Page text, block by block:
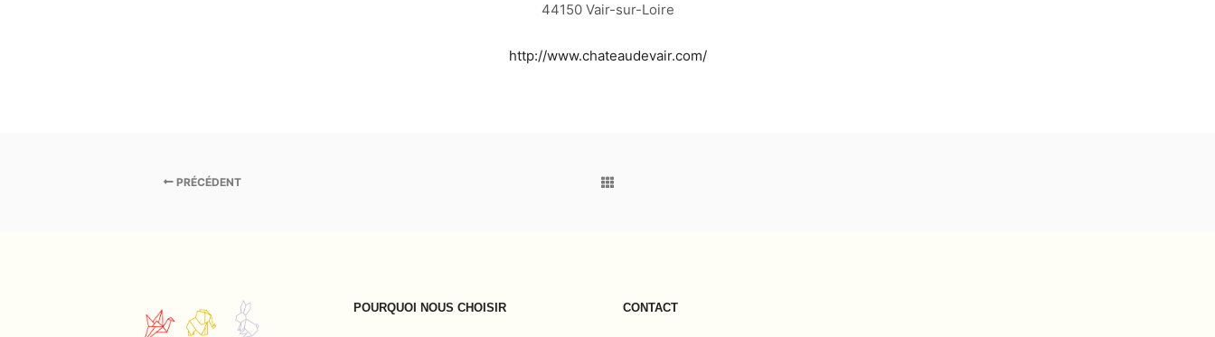
44150 Vair-sur-Loire
http://www.chateaudevair.com/
PRÉCÉDENT
POURQUOI NOUS CHOISIR CONTACT